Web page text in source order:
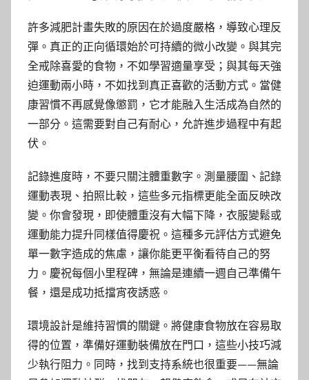
許多減肥計畫失敗的原因在於過度嚴格，導致心理反
彈。真正的正向循環始於可持續的微小改變。與其完
全戒除喜愛的食物，不如學習適量享受；與其每天強
迫運動兩小時，不如找到真正喜歡的活動方式。當健
康習慣不再感覺像懲罰，它才能融入生活成為自然的
一部分。這需要對自己有耐心，允許進步過程中有起
伏。
記錄進度時，不要只關注體重數字。測量腰圍、記錄
運動表現、拍照比較，這些多元指標更能全面反映改
變。你會發現，即使體重沒有大幅下降，衣服變鬆或
運動能力提升同樣值得慶祝。這種多元評估方式避免
單一數字造成的焦慮，讓你能更平衡看待自己的努
力。慶祝每個小里程碑，無論是連續一週自己準備午
餐，還是成功抵擋宵夜誘惑。
環境設計是維持習慣的關鍵。將健康食物放在容易取
得的位置，準備好運動裝備放在門口，這些小技巧減
少執行阻力。同時，找到支持系統也很重要——無論